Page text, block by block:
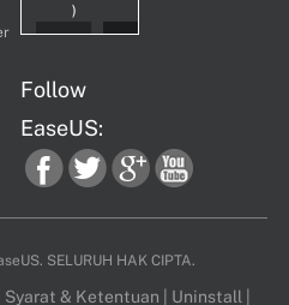
)
Follow
EaseUS:
fac twi goo you
SELURUH HAK CIPTA.
Syarat & Ketentuan Uninstall